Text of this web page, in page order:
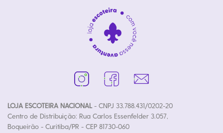
LOJA ESCOTEIRA NACIONAL- CNPJ 33.788.431/0202-20
Centro de Distribuição: Rua Carlos Essenfelder 3.057,
Boqueirão - Curitiba/PR - CEP 81730-060